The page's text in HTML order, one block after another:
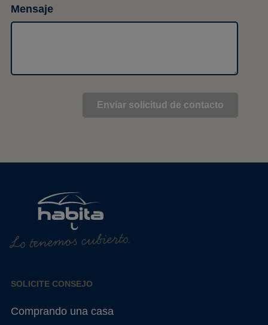
Mensaje
Lo tenemos cubierto.
SOLICITE CONSEJO
Comprando una casa